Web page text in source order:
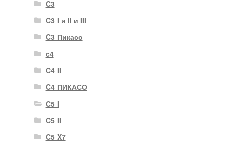
C3
C3 I и II и III
C3 Пикасо
c4
C4 II
C4 ПИКАСО
C5 I
C5 II
C5 X7